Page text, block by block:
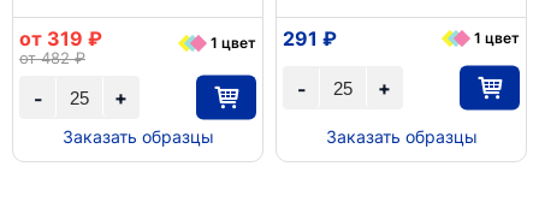
+
-
от 319 ₽
от 482 ₽
1 цвет
Заказать образцы
+
-
291 ₽ 1 цвет
Заказать образцы